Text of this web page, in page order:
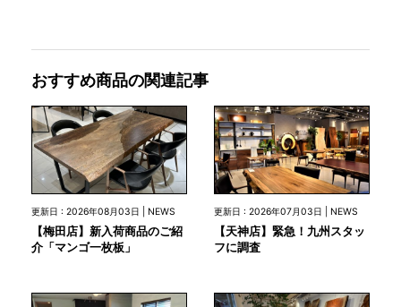
おすすめ商品の関連記事
更新日 : 2026年08月03日 | NEWS
【梅田店】新入荷商品のご紹
介「マンゴ一枚板」
更新日 : 2026年07月03日 | NEWS
【天神店】緊急！九州スタッ
フに調査